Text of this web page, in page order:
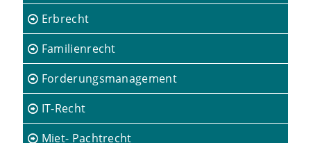
Erbrecht
Familienrecht
Forderungsmanagement
IT-Recht
Miet- Pachtrecht